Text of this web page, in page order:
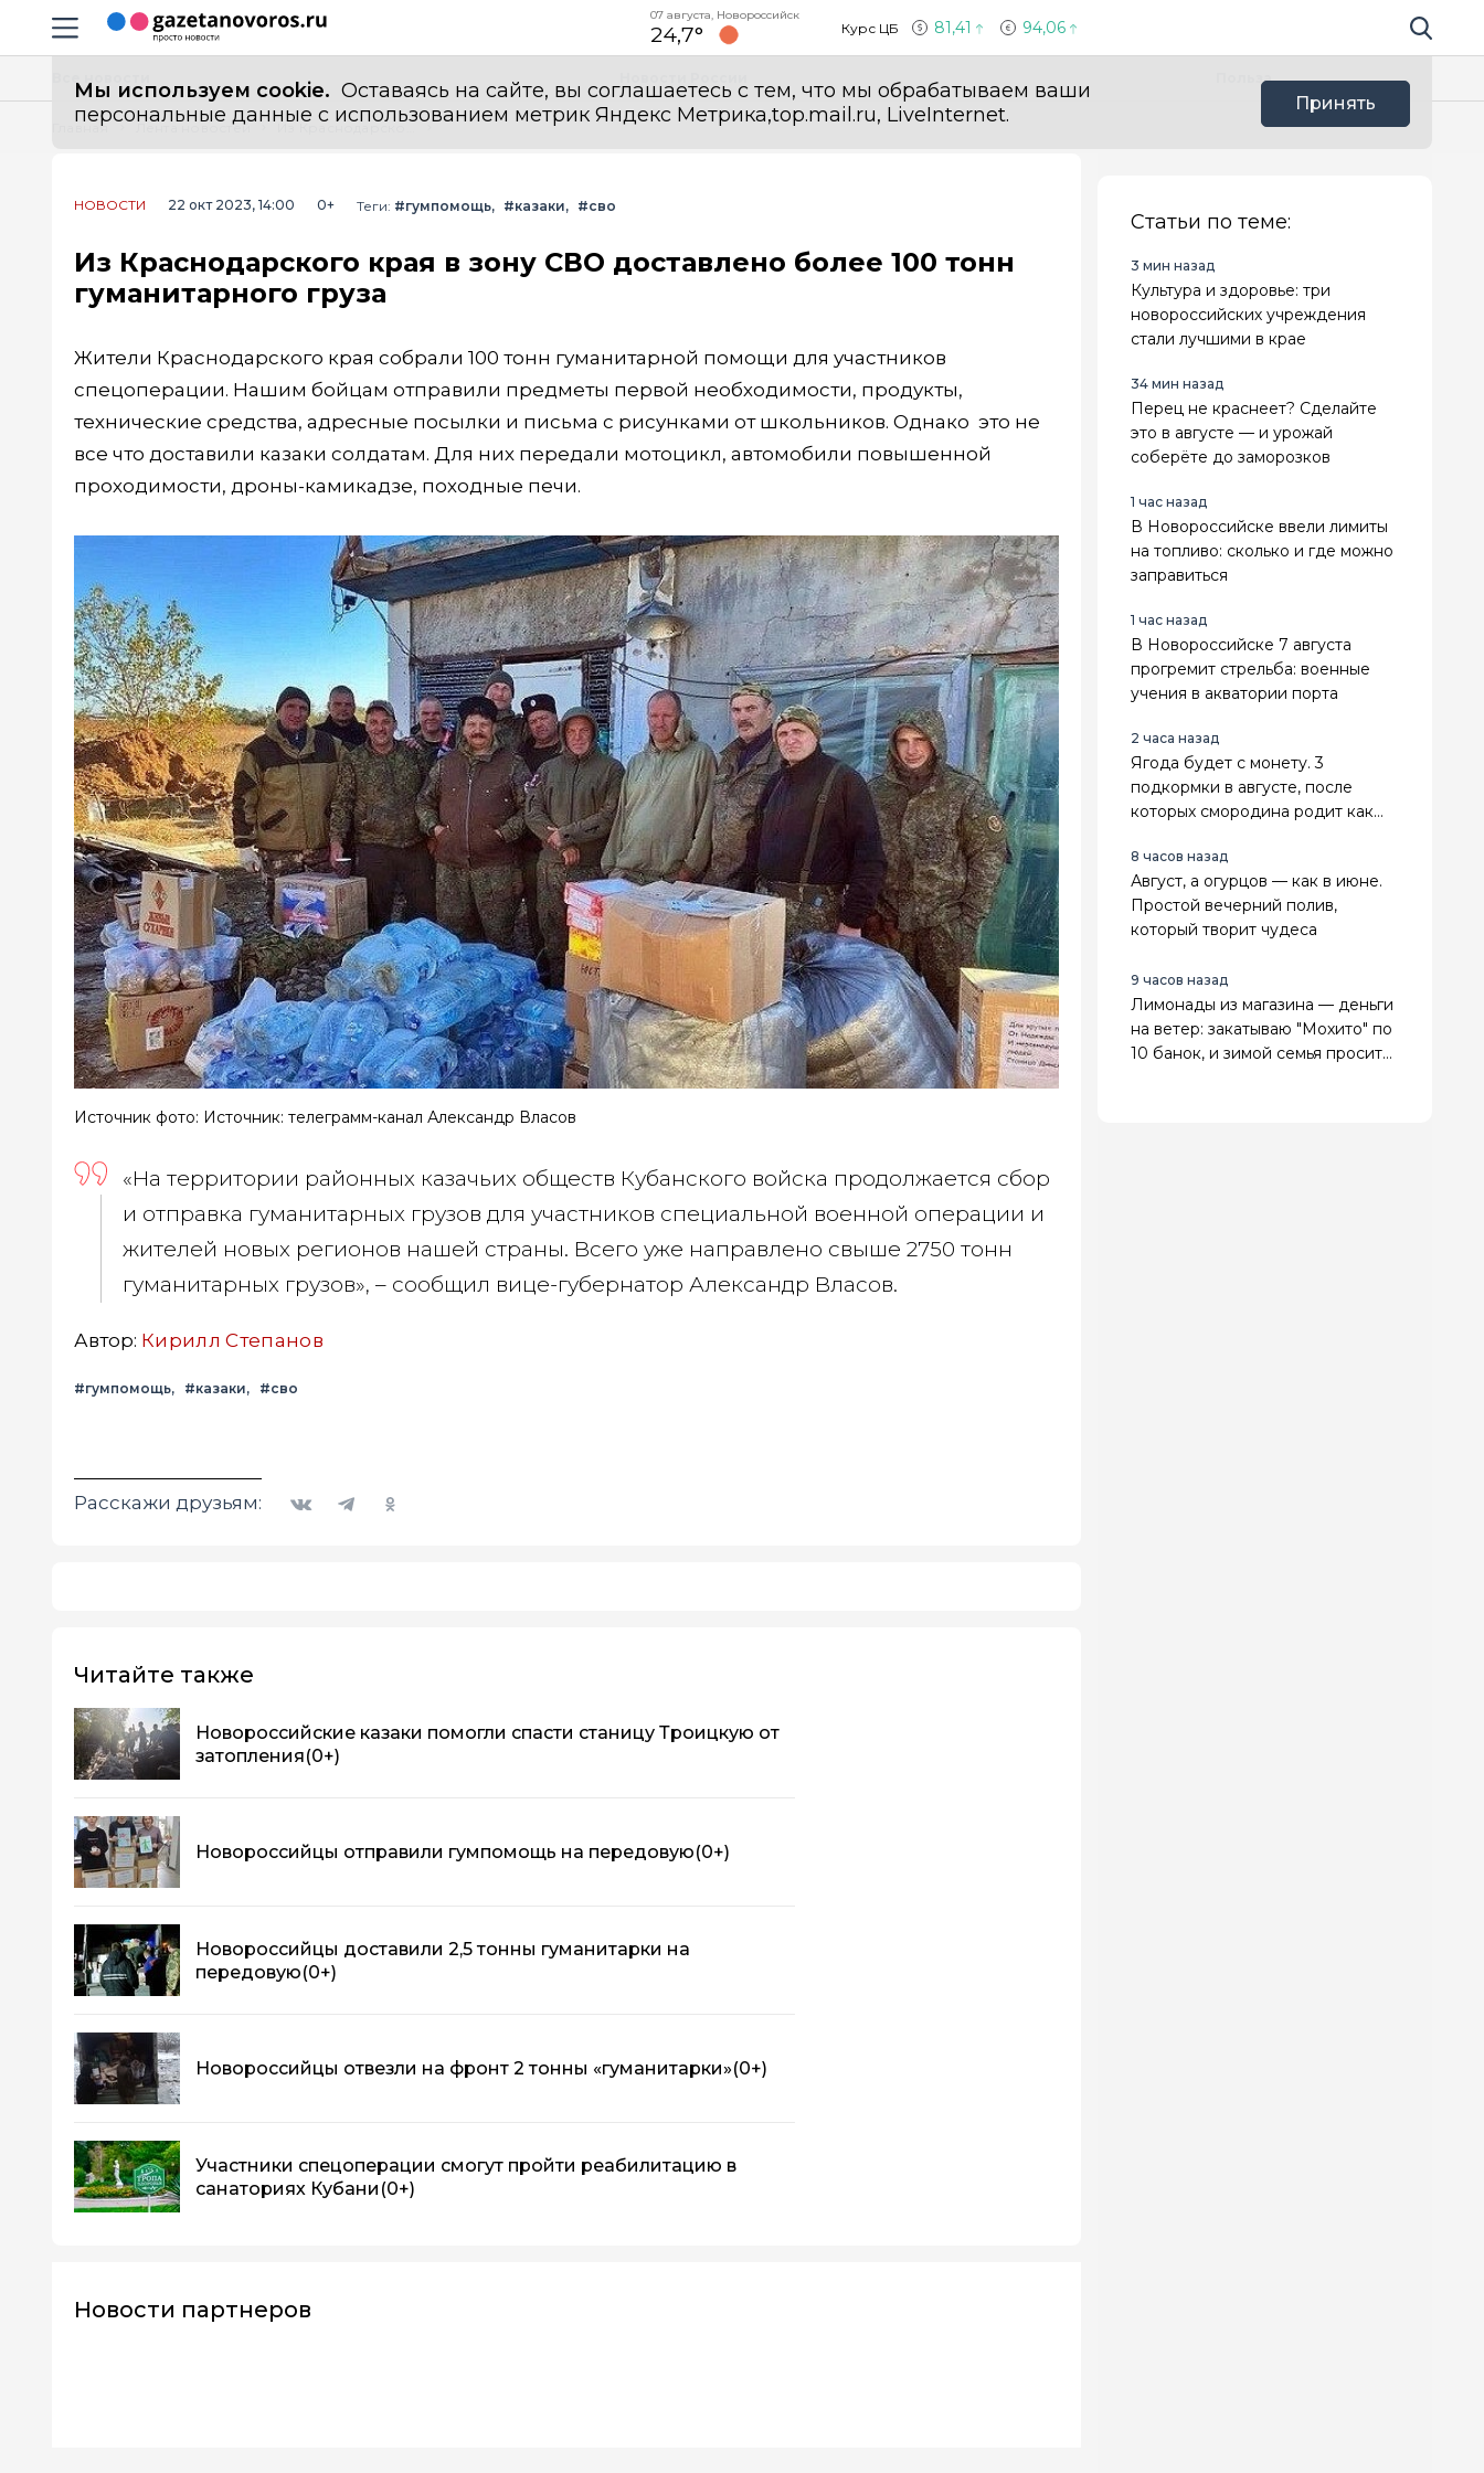
Навигация сайта
07 августа, Новороссийск
24,7° Курс ЦБ 81,41 94,06 Поиск по
Мы используем cookie. Оставаясь на сайте, вы соглашаетесь с тем, что мы обрабатываем ваши
персональные данные с использованием метрик Яндекс Метрика,top.mail.ru, LiveInternet.
Принять
Польза
Главная Лента новостей Из Краснодарского края в зону СВО доставлено более 100 тонн гуманитарного груза
НОВОСТИ 22 окт 2023, 14:00 0+ Теги: #гумпомощь #казаки #сво
Из Краснодарского края в зону СВО доставлено более 100 тонн
гуманитарного груза
Жители Краснодарского края собрали 100 тонн гуманитарной помощи для участников
спецоперации. Нашим бойцам отправили предметы первой необходимости, продукты,
технические средства, адресные посылки и письма с рисунками от школьников. Однако это не
все что доставили казаки солдатам. Для них передали мотоцикл, автомобили повышенной
проходимости, дроны-камикадзе, походные печи.
Источник фото: Источник: телеграмм-канал Александр Власов
«На территории районных казачьих обществ Кубанского войска продолжается сбор
и отправка гуманитарных грузов для участников специальной военной операции и
жителей новых регионов нашей страны. Всего уже направлено свыше 2750 тонн
гуманитарных грузов», – сообщил вице-губернатор Александр Власов.
Автор: Кирилл Степанов
#гумпомощь #казаки #сво
Расскажи друзьям:
Читайте также
Новороссийские казаки помогли спасти станицу Троицкую от
затопления(0+)
Новороссийцы отправили гумпомощь на передовую(0+)
Новороссийцы доставили 2,5 тонны гуманитарки на
передовую(0+)
Новороссийцы отвезли на фронт 2 тонны «гуманитарки»(0+)
Участники спецоперации смогут пройти реабилитацию в
санаториях Кубани (0+)
Новости партнеров
Статьи по теме:
3 мин назад
Культура и здоровье: три
новороссийских учреждения
стали лучшими в крае
34 мин назад
Перец не краснеет? Сделайте
это в августе — и урожай
соберёте до заморозков
1 час назад
В Новороссийске ввели лимиты
на топливо: сколько и где можно
заправиться
1 час назад
В Новороссийске 7 августа
прогремит стрельба: военные
учения в акватории порта
2 часа назад
Ягода будет с монету. 3
подкормки в августе, после
которых смородина родит как
8 часов назад
Август, а огурцов — как в июне.
Простой вечерний полив,
который творит чудеса
9 часов назад
Лимонады из магазина — деньги
на ветер: закатываю "Мохито" по
10 банок, и зимой семья просит